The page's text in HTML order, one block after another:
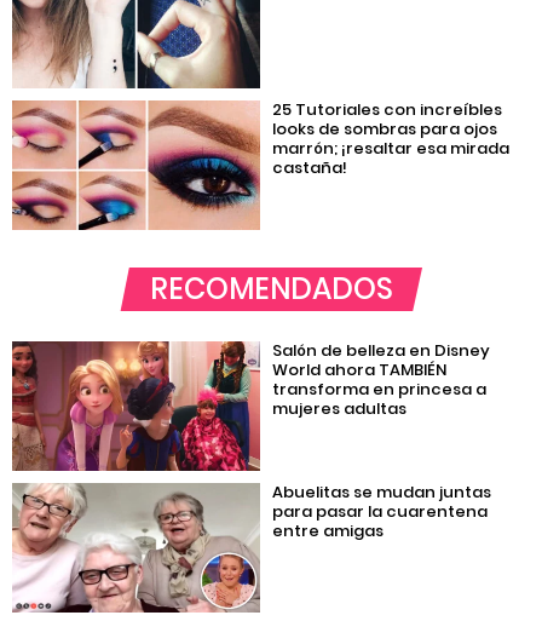
25 Tutoriales con increíbles
looks de sombras para ojos
marrón; ¡resaltar esa mirada
castaña!
RECOMENDADOS
Salón de belleza en Disney
World ahora TAMBIÉN
transforma en princesa a
mujeres adultas
Abuelitas se mudan juntas
para pasar la cuarentena
entre amigas